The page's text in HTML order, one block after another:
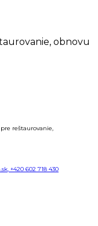
obnovu
reštaurovanie,
+420 602 718 430